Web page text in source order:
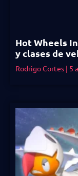
Hot Wheels
y clases de
Rodrigo Cortes 5